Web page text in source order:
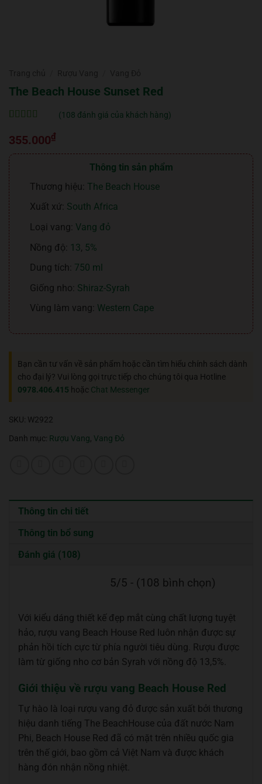
The Beach House Sunset Red
trênđánh
giá
(108 đánh giá của khách hàng)
355.000₫
Thông tin sản phẩm
Thương hiệu: The Beach House
Xuất xứ: South Africa
Loại vang: Vang đỏ
Nồng độ: 13, 5%
Dung tích: 750 ml
Giống nho: Shiraz-Syrah
Vùng làm vang: Western Cape
Bạn cần tư vấn về sản phẩm hoặc cần tìm hiểu chính sách dành
cho đại lý? Vui lòng gọi trực tiếp cho chúng tôi qua Hotline
0978.406.415 hoặc Chat Messenger
SKU: W2922
Danh mục: Rượu Vang, Vang Đỏ
Thông tin chi tiết
Thông tin bổ sung
Đánh giá (108)
5/5 - (108 bình chọn)
Với kiểu dáng thiết kế đẹp mắt cùng chất lượng tuyệt
hảo, rượu vang Beach House Red luôn nhận được sự
phản hồi tích cực từ phía người tiêu dùng. Rượu được
làm từ giống nho cơ bản Syrah với nồng độ 13,5%.
Giới thiệu về rượu vang Beach House Red
Tự hào là loại rượu vang đỏ được sản xuất bởi thương
hiệu danh tiếng The BeachHouse của đất nước Nam
Phi, Beach House Red đã có mặt trên nhiều quốc gia
trên thế giới, bao gồm cả Việt Nam và được khách
hàng đón nhận nồng nhiệt.